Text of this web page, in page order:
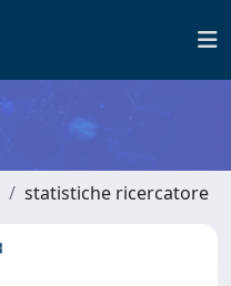
statistiche ricercatore